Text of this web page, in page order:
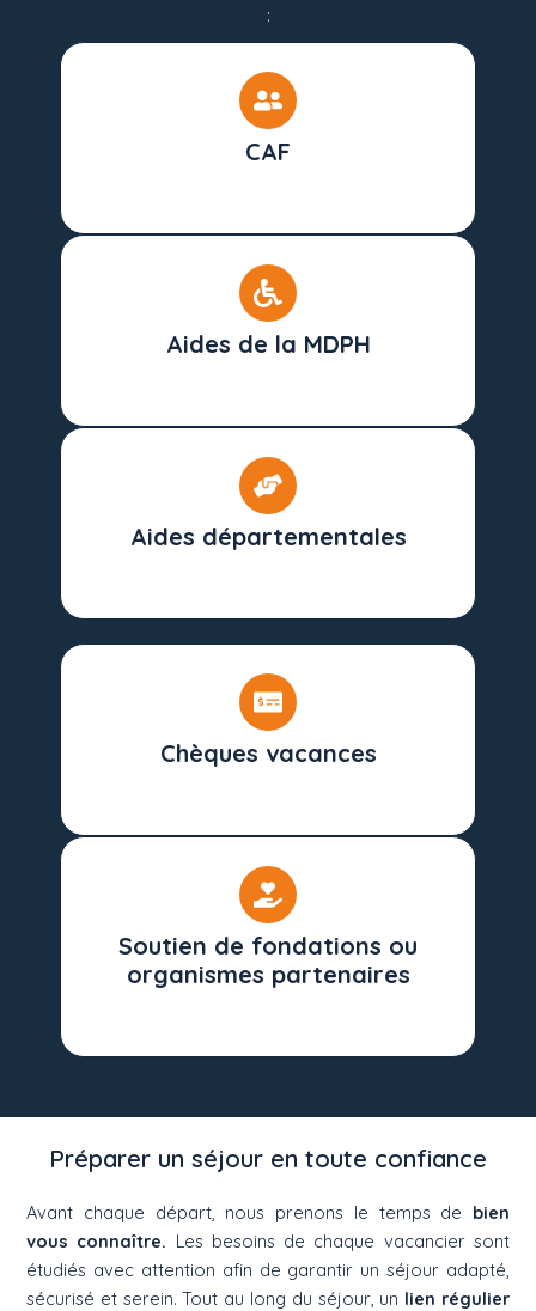
:
CAF
Aides de la MDPH
Aides départementales
Chèques vacances
Soutien de fondations ou
organismes partenaires
Préparer un séjour en toute confiance
Avant chaque départ, nous prenons le temps de bien
vous connaître. Les besoins de chaque vacancier sont
étudiés avec attention afin de garantir un séjour adapté,
sécurisé et serein. Tout au long du séjour, un lien régulier